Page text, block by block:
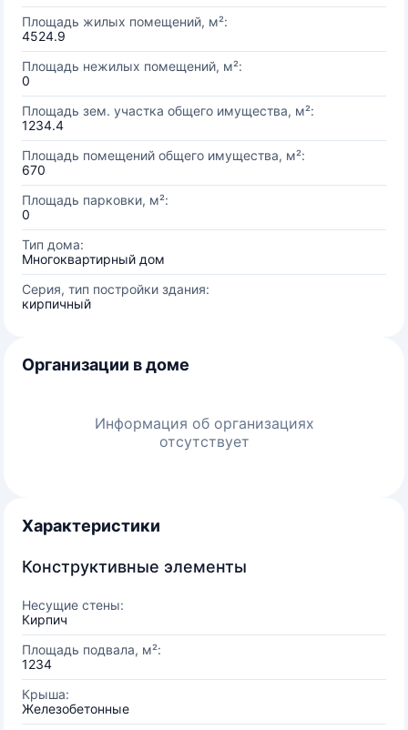
Площадь жилых помещений, м²:
4524.9
Площадь нежилых помещений, м²:
0
Площадь зем. участка общего имущества, м²:
1234.4
Площадь помещений общего имущества, м²:
670
Площадь парковки, м²:
0
Тип дома:
Многоквартирный дом
Серия, тип постройки здания:
кирпичный
Организации в доме
Информация об организациях
отсутствует
Характеристики
Конструктивные элементы
Несущие стены:
Кирпич
Площадь подвала, м²:
1234
Крыша:
Железобетонные